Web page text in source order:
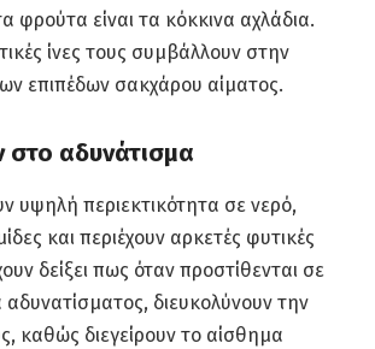
φρούτα είναι τα κόκκινα αχλάδια.
ίνες τους συμβάλλουν στην
επιπέδων σακχάρου αίματος.
στο αδυνάτισμα
υψηλή περιεκτικότητα σε νερό,
και περιέχουν αρκετές φυτικές
δείξει πως όταν προστίθενται σε
διευκολύνουν την
καθώς διεγείρουν το αίσθημα